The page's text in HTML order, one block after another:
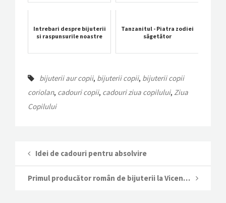
Intrebari despre bijuterii
si raspunsurile noastre
Tanzanitul - Piatra zodiei
săgetător
bijuterii aur copii, bijuterii copii, bijuterii copii
coriolan, cadouri copii, cadouri ziua copilului, Ziua
Copilului
Idei de cadouri pentru absolvire
Primul producător român de bijuterii la Vicenzaoro